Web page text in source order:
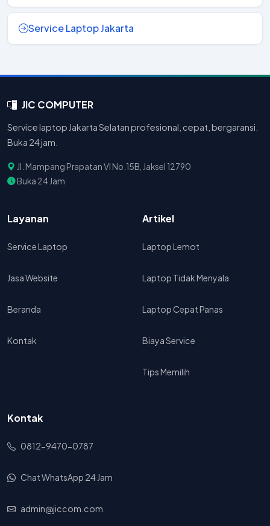
Service Laptop Jakarta
JIC COMPUTER
Service laptop Jakarta Selatan profesional, cepat, bergaransi.
Buka 24 jam.
Jl. Mampang Prapatan VI No.15B, Jaksel 12790
Buka 24 Jam
Layanan
Service Laptop
Jasa Website
Beranda
Kontak
Artikel
Laptop Lemot
Laptop Tidak Menyala
Laptop Cepat Panas
Biaya Service
Tips Memilih
Kontak
0812-9470-0787
Chat WhatsApp 24 Jam
admin@jiccom.com